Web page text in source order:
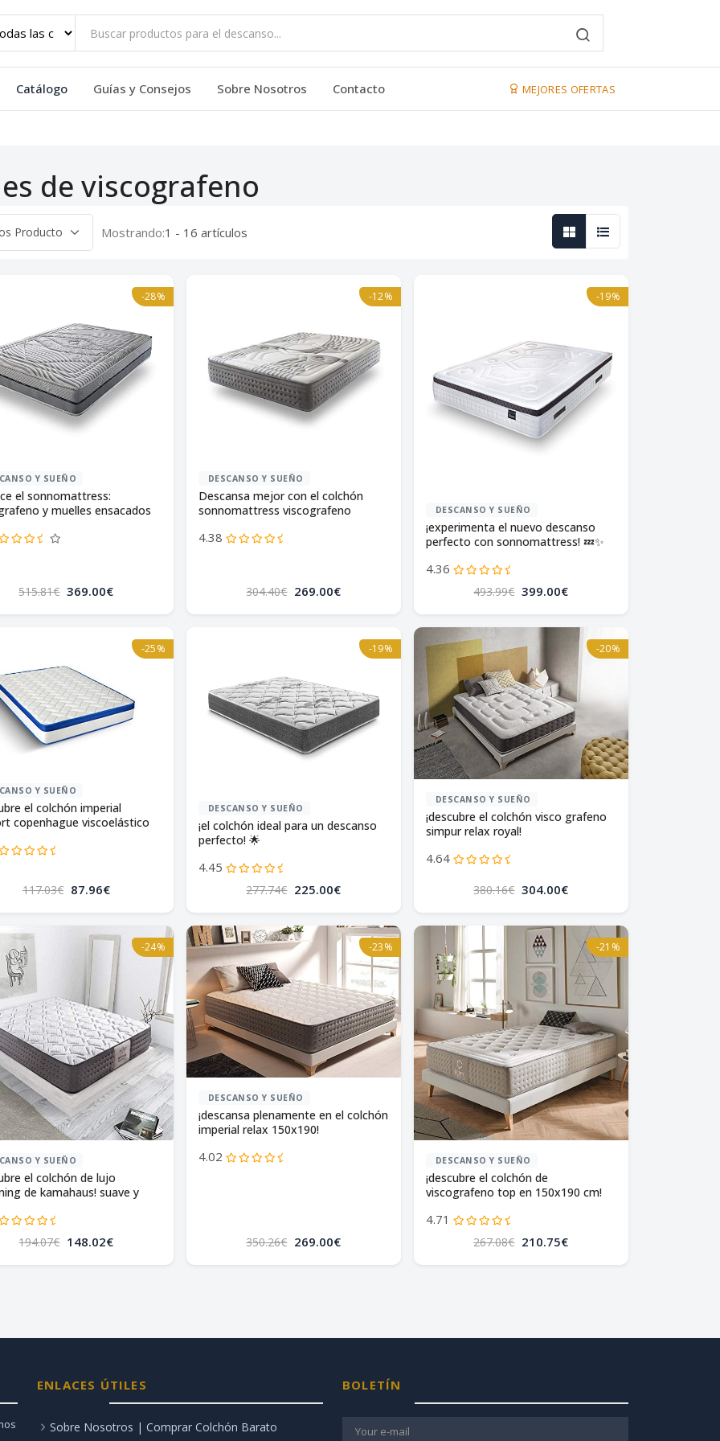
Catálogo Guías y Consejos Sobre Nosotros Contacto MEJORES OFERTAS
de viscografeno
Mostrando:1 - 16 artículos
-28%
Y SUEÑO
el sonnomattress:
y muelles ensacados
515.81€ 369.00€
-12%
DESCANSO Y SUEÑO
Descansa mejor con el colchón
sonnomattress viscografeno
4.38
304.40€ 269.00€
-19%
DESCANSO Y SUEÑO
¡experimenta el nuevo descanso
perfecto con sonnomattress! 💤✨
4.36
493.99€ 399.00€
-25%
Y SUEÑO
el colchón imperial
copenhague viscoelástico
117.03€ 87.96€
-19%
DESCANSO Y SUEÑO
¡el colchón ideal para un descanso
perfecto! 🌟
4.45
277.74€ 225.00€
-20%
DESCANSO Y SUEÑO
¡descubre el colchón visco grafeno
simpur relax royal!
4.64
380.16€ 304.00€
-24%
Y SUEÑO
el colchón de lujo
de kamahaus! suave y
194.07€ 148.02€
-23%
DESCANSO Y SUEÑO
¡descansa plenamente en el colchón
imperial relax 150x190!
4.02
350.26€ 269.00€
-21%
DESCANSO Y SUEÑO
¡descubre el colchón de
viscografeno top en 150x190 cm!
4.71
267.08€ 210.75€
ENLACES ÚTILES
Sobre Nosotros | Comprar Colchón Barato
BOLETÍN